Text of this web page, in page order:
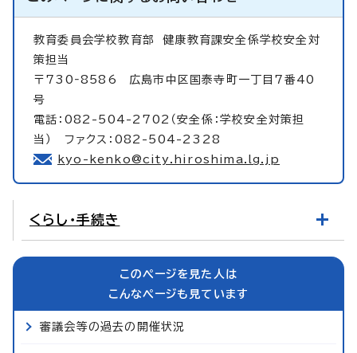
教育委員会学校教育部健康教育課安全係学校安全対
策担当
〒730‐8586 広島市中区国泰寺町一丁目7番40
号
電話：082-504-2702（安全係：学校安全対策担
当） ファクス：082-504-2328
kyo-kenko@city.hiroshima.lg.jp
くらし・手続き
このページを見た人は
こんなページも見ています
審議会等の過去の開催状況